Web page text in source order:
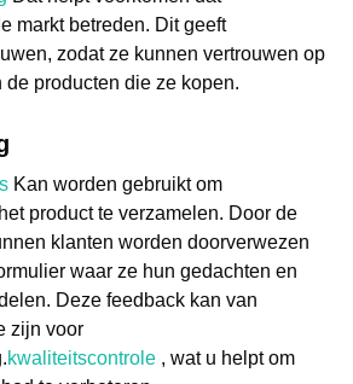
markt betreden. Dit geeft
zodat ze kunnen vertrouwen op
producten die ze kopen.
Kan worden gebruikt om
product te verzamelen. Door de
klanten worden doorverwezen
waar ze hun gedachten en
Deze feedback kan van
zijn voor
kwaliteitscontrole , wat u helpt om